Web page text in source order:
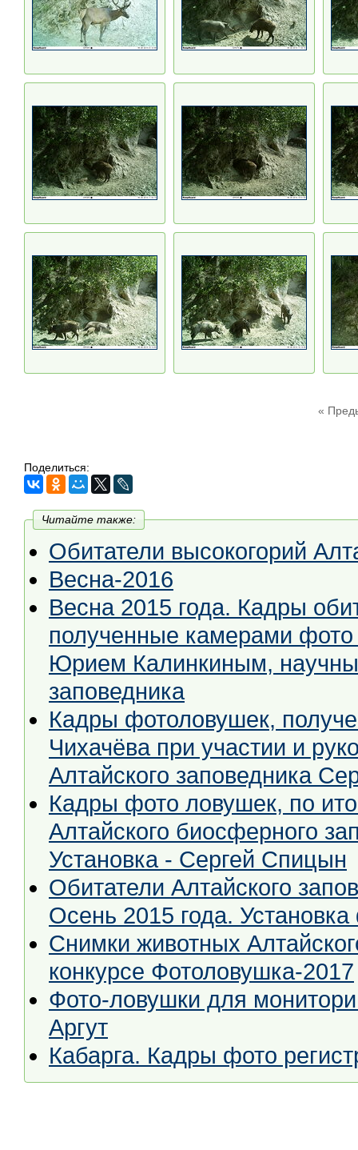
«
Поделиться:
Читайте также:
Обитатели высокогорий
Весна-2016
Весна 2015 года. Кадры
полученные камерами
Юрием Калинкиным,
заповедника
Кадры фотоловушек,
Чихачёва при участии и
Алтайского заповедника
Кадры фото ловушек, по
Алтайского биосферного
Установка - Сергей Спицын
Обитатели Алтайского
Осень 2015 года.
Снимки животных
конкурсе Фотоловушка-2017
Фото-ловушки для
Аргут
Кабарга. Кадры фото